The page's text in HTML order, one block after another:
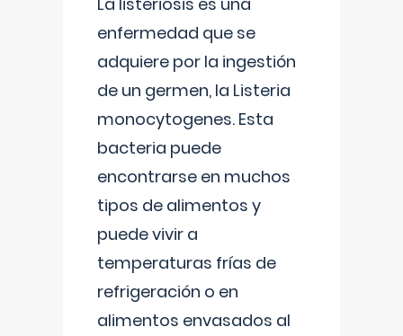
enfermedad que se
adquiere por la ingestión
de un germen, la Listeria
monocytogenes. Esta
bacteria puede
encontrarse en muchos
tipos de alimentos y
puede vivir a
temperaturas frías de
refrigeración o en
alimentos envasados al